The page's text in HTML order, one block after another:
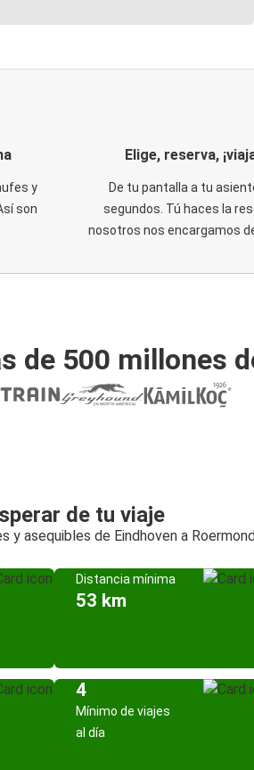
y
son
Elige, reserva,
De tu pantalla a tu
segundos. Tú haces la
nosotros nos encargamos
de 500 millones
de tu viaje
y asequibles de Eindhoven a
Distancia mínima
53 km
4
Mínimo de viajes
al día